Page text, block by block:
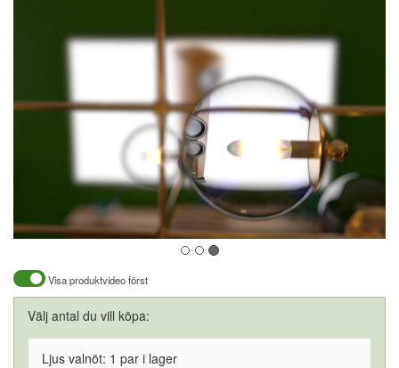
Visa produktvideo först
Välj antal du vill köpa:
Ljus valnöt: 1 par i lager